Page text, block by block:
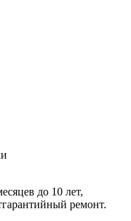
до 10 лет,
ремонт.